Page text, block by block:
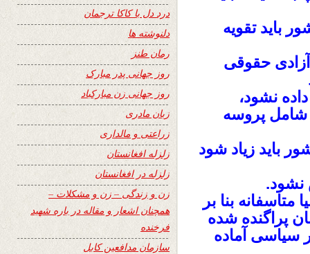
باید تقویه
حقوقی
نشود،
شامل پروسه
باید زیاد شود
نشود.
بنا بر
پراگنده شده
سیاسی آماده
درد دل با کاکا ترجمان
دلنوشته ها
رمان طنز
روز جهانی پدر مبارک
روز جهانی زن مبارکباد
زبان مادری
زراعتی و مالداری
زلزله افغانستان
زلزله در افغانستان
زن و زندگی – زن و مشکلات –
همچنان اشعار و مقاله در باره شهید
فرخنده
سازمان مدافعین کابل